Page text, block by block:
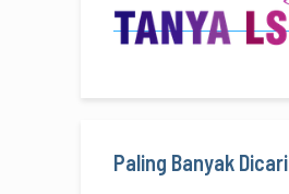
Paling Banyak Dicari